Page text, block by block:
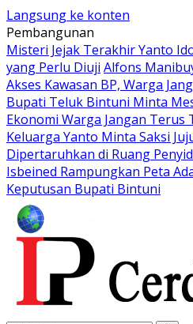
Langsung ke konten
Pembangunan
Misteri Jejak Terakhir Yanto
yang Perlu Diuji Alfons
Akses Kawasan BP, Warga
Bupati Teluk Bintuni Minta
Ekonomi Warga Jangan Terus
Keluarga Yanto Minta Saksi
Dipertaruhkan di Ruang
Isbeined Rampungkan Peta
Keputusan Bupati Bintuni